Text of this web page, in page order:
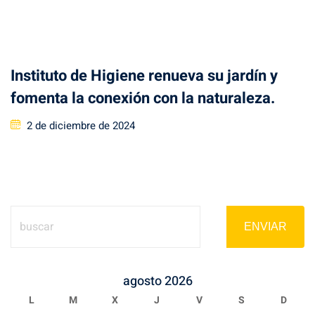
Instituto de Higiene renueva su jardín y
fomenta la conexión con la naturaleza.
Posted
2 de diciembre de 2024
ENVIAR
agosto 2026
L M X J V S D